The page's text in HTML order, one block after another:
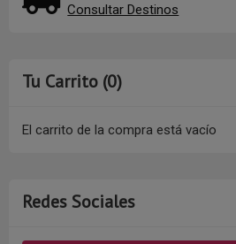
Consultar Destinos
Tu Carrito (0)
El carrito de la compra está vacío
Redes Sociales